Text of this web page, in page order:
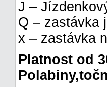
J –
Q – zastávka
x – zastávka
Platnost od